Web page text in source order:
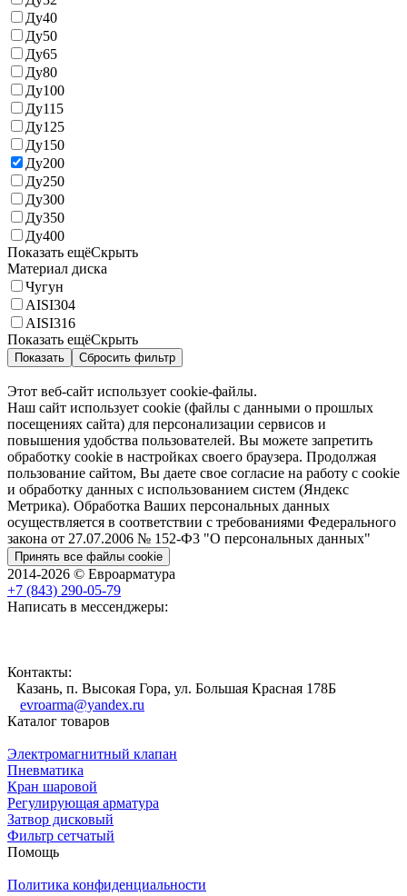
Ду40
Ду50
Ду65
Ду80
Ду100
Ду115
Ду125
Ду150
Ду200
Ду250
Ду300
Ду350
Ду400
Показать ещёСкрыть
Материал диска
Чугун
AISI304
AISI316
Показать ещёСкрыть
Показать Сбросить фильтр
Этот веб-сайт использует cookie-файлы.
Наш сайт использует cookie (файлы с данными о прошлых
посещениях сайта) для персонализации сервисов и
повышения удобства пользователей. Вы можете запретить
обработку cookie в настройках своего браузера. Продолжая
пользование сайтом, Вы даете свое согласие на работу с cookie
и обработку данных с использованием систем (Яндекс
Метрика). Обработка Ваших персональных данных
осуществляется в соответствии с требованиями Федерального
закона от 27.07.2006 № 152-Ф3 "О персональных данных"
Принять все файлы cookie
2014-2026 © Евроарматура
+7 (843) 290-05-79
Написать в мессенджеры:
Контакты:
Казань, п. Высокая Гора, ул. Большая Красная 178Б
evroarma@yandex.ru
Каталог товаров
Электромагнитный клапан
Пневматика
Кран шаровой
Регулирующая арматура
Затвор дисковый
Фильтр сетчатый
Помощь
Политика конфиденциальности